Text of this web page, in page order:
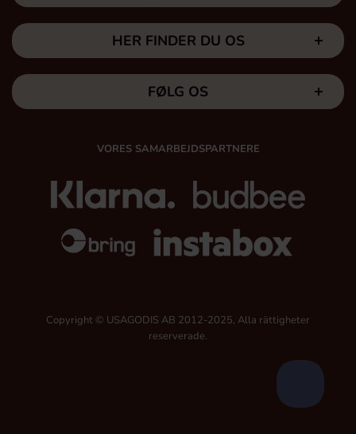
HER FINDER DU OS
FØLG OS
VORES SAMARBEJDSPARTNERE
Copyright © USAGODIS AB 2012-2025, Alla rättigheter
reserverade.